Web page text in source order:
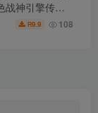
战神引擎传奇
服务端源码
页授权物品
R9.9 108